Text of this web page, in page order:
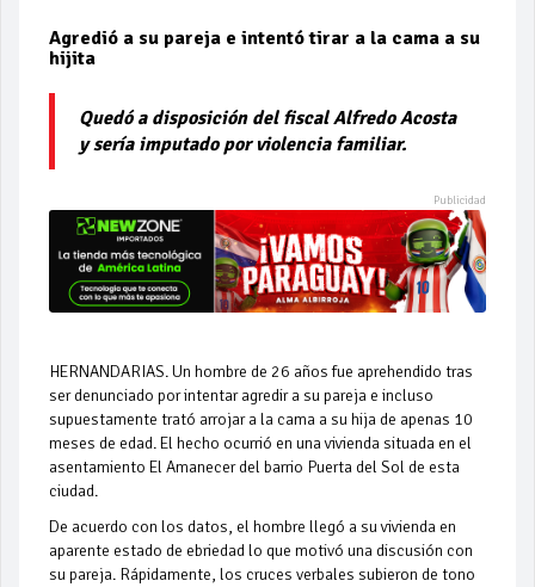
Agredió a su pareja e intentó tirar a la cama a su
hijita
Quedó a disposición del fiscal Alfredo Acosta
y sería imputado por violencia familiar.
HERNANDARIAS. Un hombre de 26 años fue aprehendido tras
ser denunciado por intentar agredir a su pareja e incluso
supuestamente trató arrojar a la cama a su hija de apenas 10
meses de edad. El hecho ocurrió en una vivienda situada en el
asentamiento El Amanecer del barrio Puerta del Sol de esta
ciudad.
De acuerdo con los datos, el hombre llegó a su vivienda en
aparente estado de ebriedad lo que motivó una discusión con
su pareja. Rápidamente, los cruces verbales subieron de tono